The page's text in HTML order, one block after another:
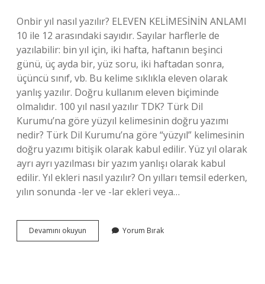
Onbir yıl nasıl yazılır? ELEVEN KELİMESİNİN ANLAMI
10 ile 12 arasındaki sayıdır. Sayılar harflerle de
yazılabilir: bin yıl için, iki hafta, haftanın beşinci
günü, üç ayda bir, yüz soru, iki haftadan sonra,
üçüncü sınıf, vb. Bu kelime sıklıkla eleven olarak
yanlış yazılır. Doğru kullanım eleven biçiminde
olmalıdır. 100 yıl nasıl yazılır TDK? Türk Dil
Kurumu’na göre yüzyıl kelimesinin doğru yazımı
nedir? Türk Dil Kurumu’na göre “yüzyıl” kelimesinin
doğru yazımı bitişik olarak kabul edilir. Yüz yıl olarak
ayrı ayrı yazılması bir yazım yanlışı olarak kabul
edilir. Yıl ekleri nasıl yazılır? On yılları temsil ederken,
yılın sonunda -ler ve -lar ekleri veya…
Devamını okuyun
Yıl
Yorum Bırak